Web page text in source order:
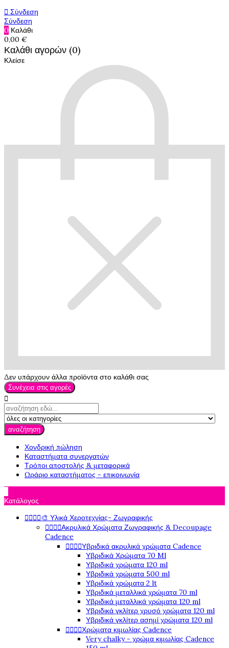
 Σύνδεση
Σύνδεση
0 Καλάθι
0,00 €
Καλάθι αγορών (0)
Κλείσε
Δεν υπάρχουν άλλα προϊόντα στο καλάθι σας
Συνέχεια στις αγορές

αναζήτηση
Χονδρική πώληση
Καταστήματα συνεργατών
Τρόποι αποστολής & μεταφορικά
Ωράριο καταστήματος - επικοινωνία
Κατάλογος
🎨 Υλικά Χεροτεχνίας- Ζωγραφικής
Ακρυλικά Χρώματα Ζωγραφικής & Decoupage
Cadence
Υβριδικά ακρυλικά χρώματα Cadence
Υβριδικά Χρώματα 70 Ml
Υβριδικά χρώματα 120 ml
Υβριδικά χρώματα 500 ml
Υβριδικά χρώματα 2 lt
Υβριδικά μεταλλικά χρώματα 70 ml
Υβριδικά μεταλλικά χρώματα 120 ml
Υβριδικά γκλίτερ χρυσό χρώματα 120 ml
Υβριδικά γκλίτερ ασημί χρώματα 120 ml
Χρώματα κιμωλίας Cadence
Very chalky - χρώμα κιμωλίας Cadence